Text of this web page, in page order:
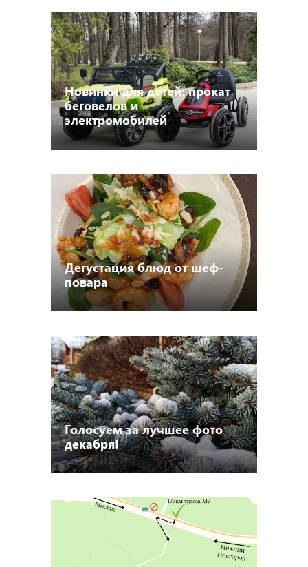
Новинки для детей: прокат
беговелов и
электромобилей
Дегустация блюд от шеф-
повара
Голосуем за лучшее фото
декабря!